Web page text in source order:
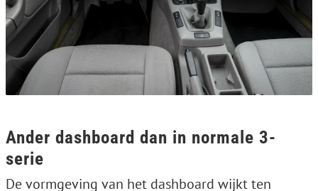
Ander dashboard dan in normale 3-
serie
De vormgeving van het dashboard wijkt ten